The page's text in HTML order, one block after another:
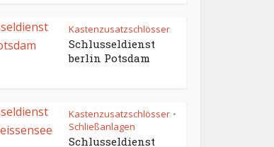
Kastenzusatzschlösser
Schlusseldienst
berlin Potsdam
Kastenzusatzschlösser •
Schließanlagen
Schlusseldienst